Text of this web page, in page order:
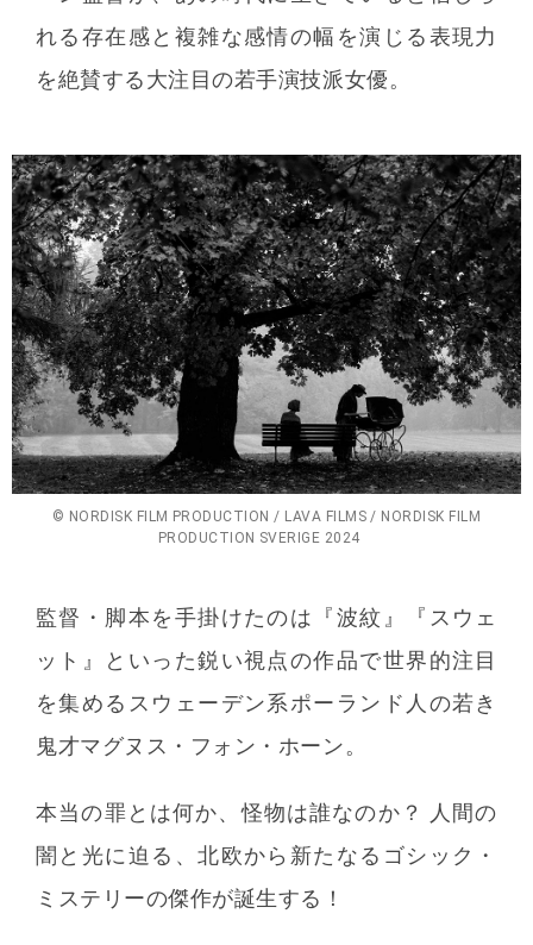
れる存在感と複雑な感情の幅を演じる表現力
を絶賛する大注目の若手演技派女優。
© NORDISK FILM PRODUCTION / LAVA FILMS / NORDISK FILM
PRODUCTION SVERIGE 2024
監督・脚本を手掛けたのは『波紋』『スウェ
ット』といった鋭い視点の作品で世界的注目
を集めるスウェーデン系ポーランド人の若き
鬼才マグヌス・フォン・ホーン。
本当の罪とは何か、怪物は誰なのか？ 人間の
闇と光に迫る、北欧から新たなるゴシック・
ミステリーの傑作が誕生する！